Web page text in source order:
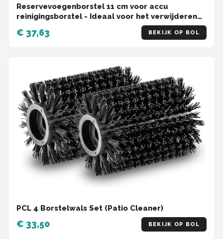
Reservevoegenborstel 11 cm voor accu
reinigingsborstel - Ideaal voor het verwijderen
€ 37,63 BEKIJK OP BOL
PCL 4 Borstelwals Set (Patio Cleaner)
€ 33,50 BEKIJK OP BOL